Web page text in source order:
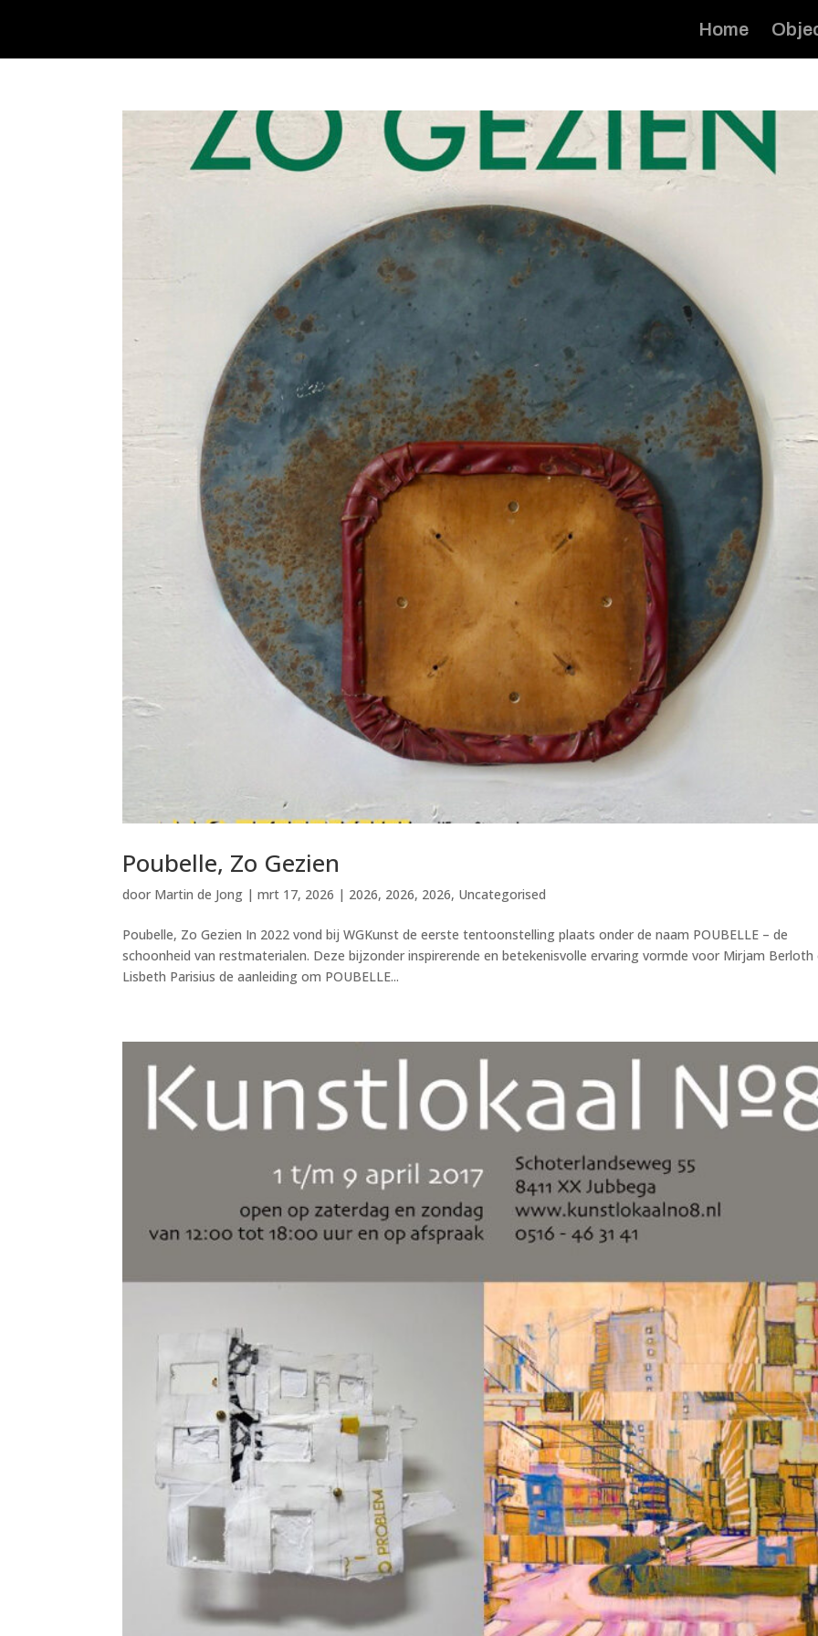
Home
Poubelle, Zo Gezien
door Martin de Jong |mrt 17, 2026 | 2026, 2026, 2026, Uncategorised
Poubelle, Zo Gezien In 2022 vond bij WGKunst de eerste tentoonstelling plaats onder de naam POUBELLE – de
schoonheid van restmaterialen. Deze bijzonder inspirerende en betekenisvolle ervaring vormde voor Mirjam Berloth
Lisbeth Parisius de aanleiding om POUBELLE...